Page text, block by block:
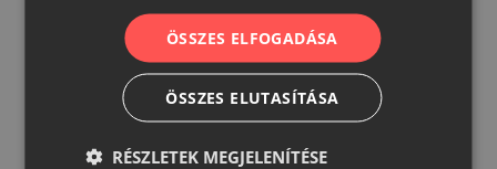
500
ÖSSZES ELFOGADÁSA
ÖSSZES ELUTASÍTÁSA
RÉSZLETEK MEGJELENÍTÉSE